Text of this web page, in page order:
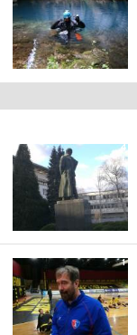
4
1